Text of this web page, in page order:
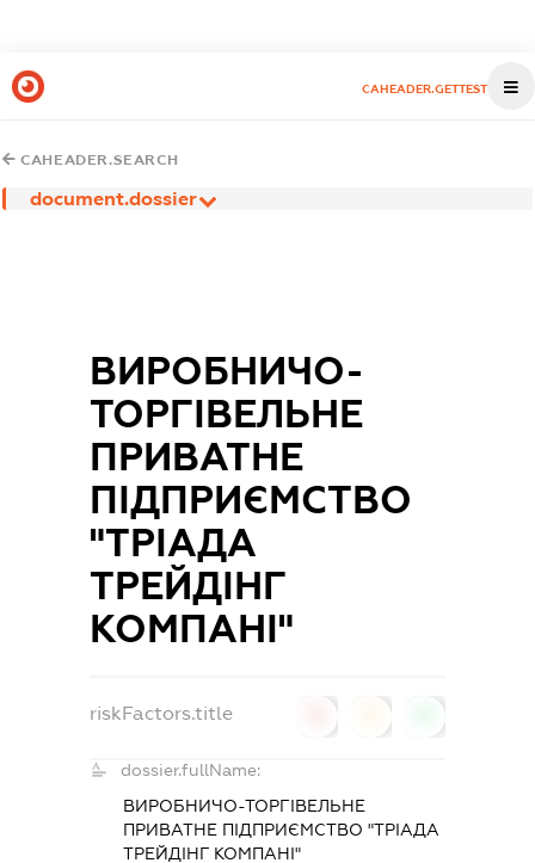
CAHEADER.GETTEST
CAHEADER.SEARCH
document.dossier
ВИРОБНИЧО-
ТОРГІВЕЛЬНЕ
ПРИВАТНЕ
ПІДПРИЄМСТВО
"ТРІАДА
ТРЕЙДІНГ
КОМПАНІ"
riskFactors.title
dossier.fullName:
ВИРОБНИЧО-ТОРГІВЕЛЬНЕ
ПРИВАТНЕ ПІДПРИЄМСТВО "ТРІАДА
ТРЕЙДІНГ КОМПАНІ"